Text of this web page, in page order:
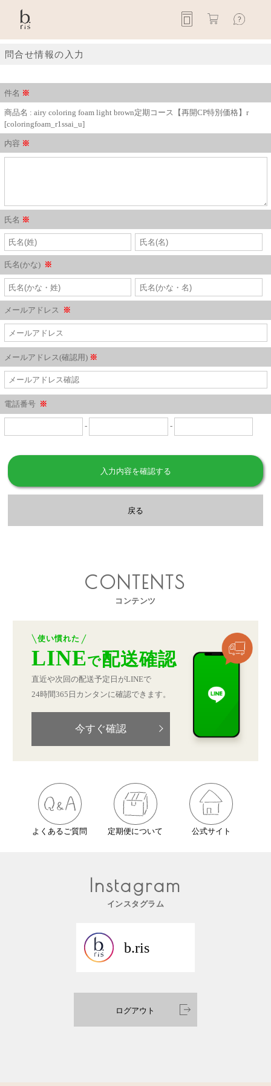
問合せ情報の入力
件名 ※
商品名 : airy coloring foam light brown定期コース【再開CP特別価格】r
[coloringfoam_r1ssai_u]
内容 ※
氏名 ※
氏名(かな) ※
メールアドレス ※
メールアドレス(確認用) ※
電話番号 ※
- -
入力内容を確認する
戻る
CONTENTS
コンテンツ
使い慣れた
LINEで配送確認
直近や次回の配送予定日がLINEで
24時間365日カンタンに確認できます。
今すぐ確認
よくあるご質問 定期便について 公式サイト
Instagram
インスタグラム
b.ris
ログアウト